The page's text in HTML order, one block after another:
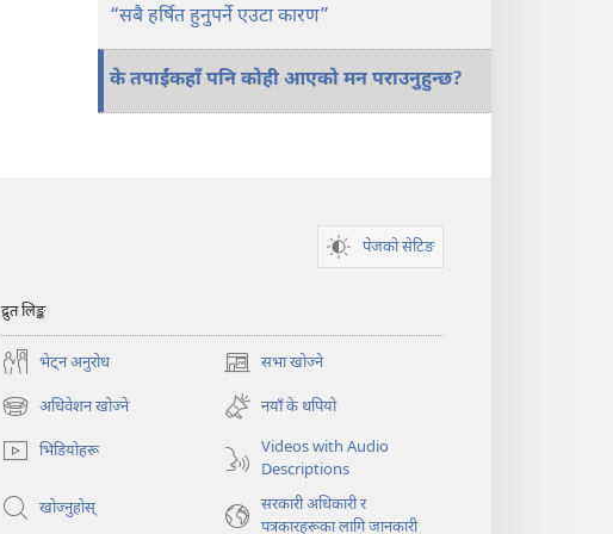
“सबै हर्षित हुनुपर्ने एउटा कारण”
के तपाईंकहाँ पनि कोही आएको मन पराउनुहुन्छ?
पेजको सेटिङ
द्रुत लिङ्क
भेट्‌न अनुरोध सभा खोज्ने
(ब्राउजरको
अर्को
ट्याबमा
पृष्ठ
अधिवेशन खोज्ने
(ब्राउजरको
अर्को
ट्याबमा
पृष्ठ
नयाँ के थपियो
भिडियोहरू
Videos with Audio
Descriptions
खोज्नुहोस्‌
सरकारी अधिकारी र
पत्रकारहरूका लागि जानकारी